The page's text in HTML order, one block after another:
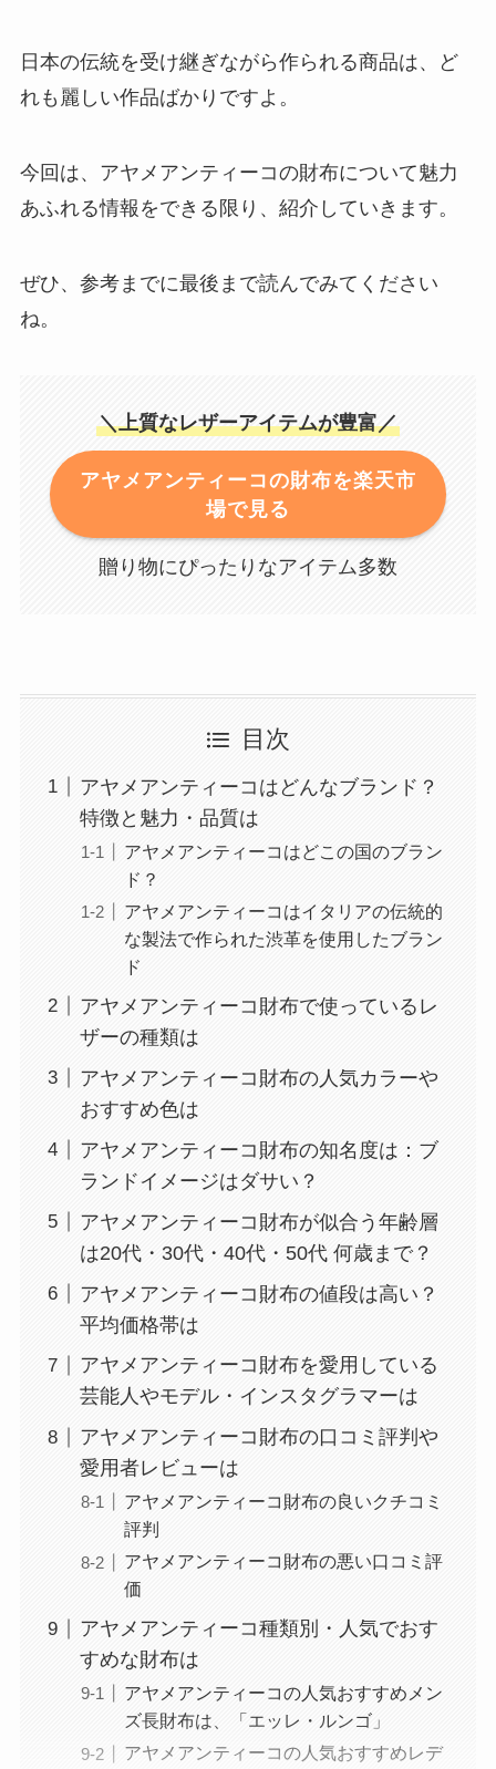
日本の伝統を受け継ぎながら作られる商品は、ど
れも麗しい作品ばかりですよ。
今回は、アヤメアンティーコの財布について魅力
あふれる情報をできる限り、紹介していきます。
ぜひ、参考までに最後まで読んでみてください
ね。
＼上質なレザーアイテムが豊富／
アヤメアンティーコの財布を楽天市
場で見る
贈り物にぴったりなアイテム多数
目次
アヤメアンティーコはどんなブランド？
特徴と魅力・品質は
アヤメアンティーコはどこの国のブラン
ド？
アヤメアンティーコはイタリアの伝統的
な製法で作られた渋革を使用したブラン
ド
アヤメアンティーコ財布で使っているレ
ザーの種類は
アヤメアンティーコ財布の人気カラーや
おすすめ色は
アヤメアンティーコ財布の知名度は：ブ
ランドイメージはダサい？
アヤメアンティーコ財布が似合う年齢層
は20代・30代・40代・50代 何歳まで？
アヤメアンティーコ財布の値段は高い？
平均価格帯は
アヤメアンティーコ財布を愛用している
芸能人やモデル・インスタグラマーは
アヤメアンティーコ財布の口コミ評判や
愛用者レビューは
アヤメアンティーコ財布の良いクチコミ
評判
アヤメアンティーコ財布の悪い口コミ評
価
アヤメアンティーコ種類別・人気でおす
すめな財布は
アヤメアンティーコの人気おすすめメン
ズ長財布は、「エッレ・ルンゴ」
アヤメアンティーコの人気おすすめレデ